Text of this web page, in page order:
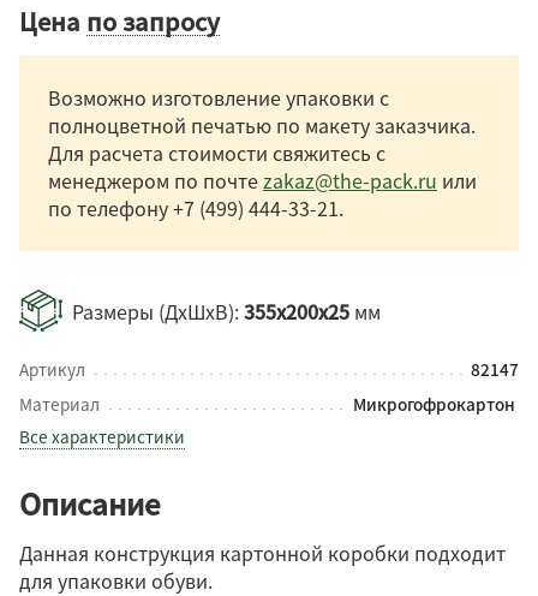
Цена по запросу
Возможно изготовление упаковки с
полноцветной печатью по макету заказчика.
Для расчета стоимости свяжитесь с
менеджером по почтеzakaz@the-pack.ru или
по телефону+7 (499) 444-33-21.
Размеры (ДхШхВ):355x200x25 мм
Артикул
82147
Материал
Микрогофрокартон
Все характеристики
Описание
Данная конструкция картонной коробки подходит
для упаковки обуви.